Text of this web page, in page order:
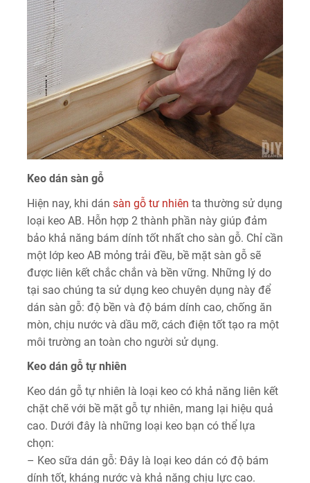
Keo dán sàn gỗ
Hiện nay, khi dán sàn gỗ tư nhiên ta thường sử dụng
loại keo AB. Hỗn hợp 2 thành phần này giúp đảm
bảo khả năng bám dính tốt nhất cho sàn gỗ. Chỉ cần
một lớp keo AB mỏng trải đều, bề mặt sàn gỗ sẽ
được liên kết chắc chắn và bền vững. Những lý do
tại sao chúng ta sử dụng keo chuyên dụng này để
dán sàn gỗ: độ bền và độ bám dính cao, chống ăn
mòn, chịu nước và dầu mỡ, cách điện tốt tạo ra một
môi trường an toàn cho người sử dụng.
Keo dán gỗ tự nhiên
Keo dán gỗ tự nhiên là loại keo có khả năng liên kết
chặt chẽ với bề mặt gỗ tự nhiên, mang lại hiệu quả
cao. Dưới đây là những loại keo bạn có thể lựa
chọn:
– Keo sữa dán gỗ: Đây là loại keo dán có độ bám
dính tốt, kháng nước và khả năng chịu lực cao.